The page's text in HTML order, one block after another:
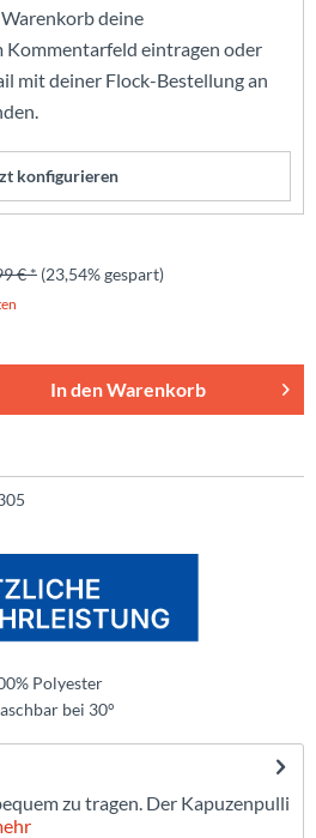
deine
Kommentarfeld eintragen oder
mit deiner Flock-Bestellung an
konfigurieren
€ * (23,54% gespart)
In denWarenkorb
Polyester
bei 30°
zu tragen. Der Kapuzenpulli